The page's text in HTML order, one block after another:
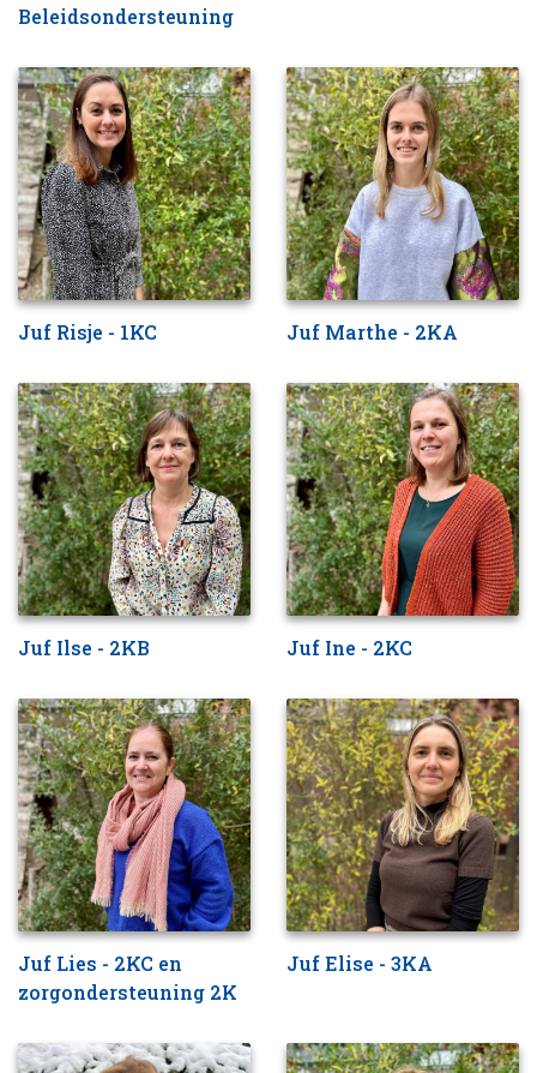
Beleidsondersteuning
Juf Risje - 1KC Juf Marthe - 2KA
Juf Ilse - 2KB Juf Ine - 2KC
Juf Lies - 2KC en
zorgondersteuning 2K
Juf Elise - 3KA